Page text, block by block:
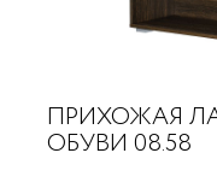
ПРИХОЖАЯ
ОБУВИ 08.58